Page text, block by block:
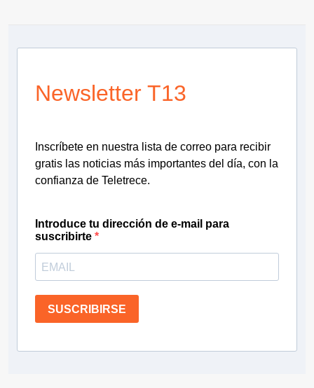
Newsletter T13
Inscríbete en nuestra lista de correo para recibir
gratis las noticias más importantes del día, con la
confianza de Teletrece.
Introduce tu dirección de e-mail para
suscribirte
SUSCRIBIRSE